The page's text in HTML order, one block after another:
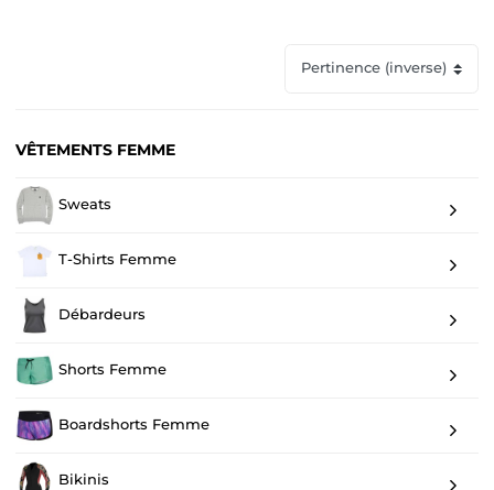
VÊTEMENTS FEMME
Sweats
T-Shirts Femme
Débardeurs
Shorts Femme
Boardshorts Femme
Bikinis